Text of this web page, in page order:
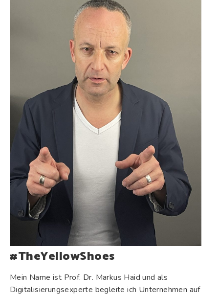
#TheYellowShoes
Mein Name ist Prof. Dr. Markus Haid und als
Digitalisierungsexperte begleite ich Unternehmen auf